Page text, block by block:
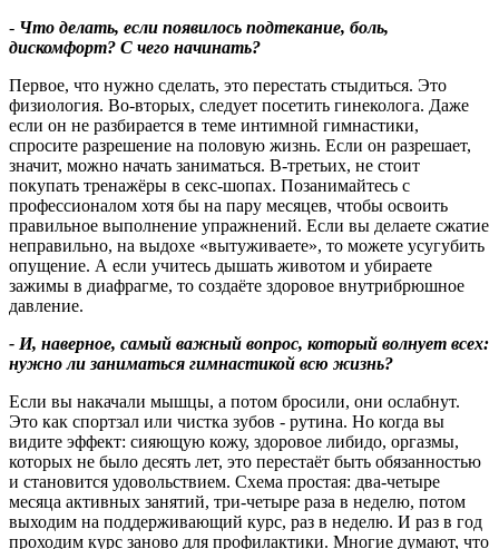
- Что делать, если появилось подтекание, боль,
дискомфорт? С чего начинать?
Первое, что нужно сделать, это перестать стыдиться. Это
физиология. Во‑вторых, следует посетить гинеколога. Даже
если он не разбирается в теме интимной гимнастики,
спросите разрешение на половую жизнь. Если он разрешает,
значит, можно начать заниматься. В‑третьих, не стоит
покупать тренажёры в секс‑шопах. Позанимайтесь с
профессионалом хотя бы на пару месяцев, чтобы освоить
правильное выполнение упражнений. Если вы делаете сжатие
неправильно, на выдохе «вытуживаете», то можете усугубить
опущение. А если учитесь дышать животом и убираете
зажимы в диафрагме, то создаёте здоровое внутрибрюшное
давление.
- И, наверное, самый важный вопрос, который волнует всех:
нужно ли заниматься гимнастикой всю жизнь?
Если вы накачали мышцы, а потом бросили, они ослабнут.
Это как спортзал или чистка зубов - рутина. Но когда вы
видите эффект: сияющую кожу, здоровое либидо, оргазмы,
которых не было десять лет, это перестаёт быть обязанностью
и становится удовольствием. Схема простая: два‑четыре
месяца активных занятий, три‑четыре раза в неделю, потом
выходим на поддерживающий курс, раз в неделю. И раз в год
проходим курс заново для профилактики. Многие думают, что